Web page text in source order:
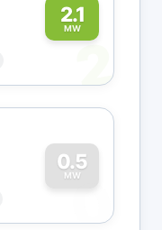
2.1
MW
2
0.5
MW
0